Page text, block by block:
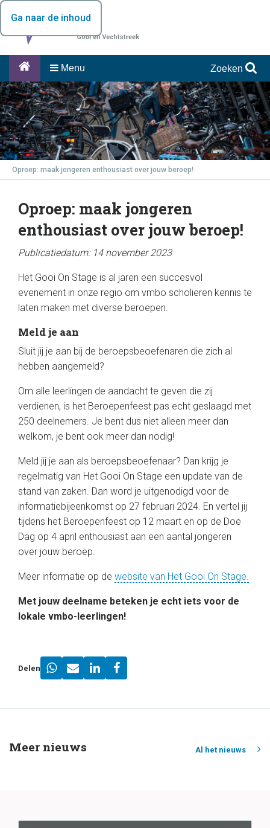
Ga naar de inhoud
Menu Zoeken
Oproep: maak jongeren enthousiast over jouw beroep!
Oproep: maak jongeren
enthousiast over jouw beroep!
Publicatiedatum: 14 november 2023
Het Gooi On Stage is al jaren een succesvol
evenement in onze regio om vmbo scholieren kennis te
laten maken met diverse beroepen.
Meld je aan
Sluit jij je aan bij de beroepsbeoefenaren die zich al
hebben aangemeld?
Om alle leerlingen de aandacht te geven die zij
verdienen, is het Beroepenfeest pas echt geslaagd met
250 deelnemers. Je bent dus niet alleen meer dan
welkom, je bent ook meer dan nodig!
Meld jij je aan als beroepsbeoefenaar? Dan krijg je
regelmatig van Het Gooi On Stage een update van de
stand van zaken. Dan word je uitgenodigd voor de
informatiebijeenkomst op 27 februari 2024. En vertel jij
tijdens het Beroepenfeest op 12 maart en op de Doe
Dag op 4 april enthousiast aan een aantal jongeren
over jouw beroep.
Meer informatie op de website van Het Gooi On Stage.
Met jouw deelname beteken je echt iets voor de
lokale vmbo-leerlingen!
Delen
Meer nieuws Al het nieuws